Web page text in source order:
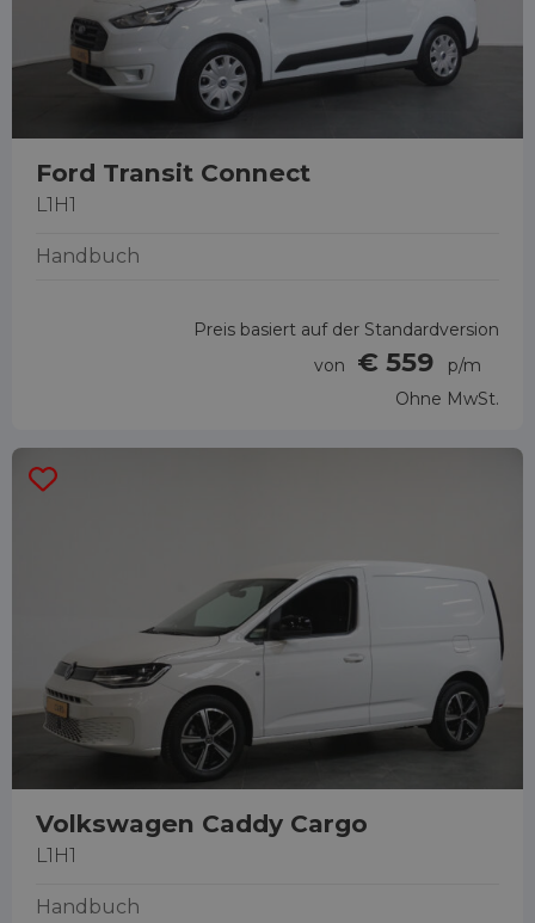
Ford Transit Connect
L1H1
Handbuch
Preis basiert auf der Standardversion
von
€ 559
p/m
Ohne MwSt.
Volkswagen Caddy Cargo
L1H1
Handbuch